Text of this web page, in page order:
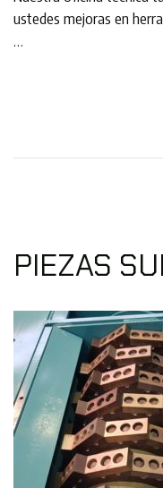
ustedes mejoras en
…
PIEZAS